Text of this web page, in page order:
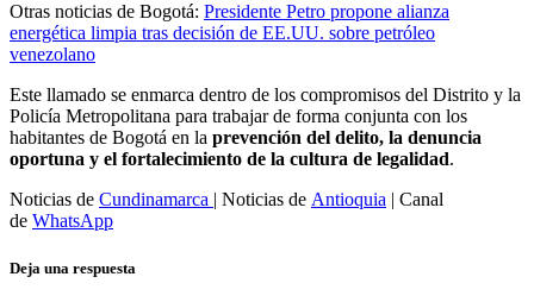
Otras noticias de Bogotá: Presidente Petro propone alianza
energética limpia tras decisión de EE.UU. sobre petróleo
venezolano
Este llamado se enmarca dentro de los compromisos del Distrito y la
Policía Metropolitana para trabajar de forma conjunta con los
habitantes de Bogotá en la prevención del delito, la denuncia
oportuna y el fortalecimiento de la cultura de legalidad.
Noticias de Cundinamarca | Noticias de Antioquia | Canal
de WhatsApp
Deja una respuesta